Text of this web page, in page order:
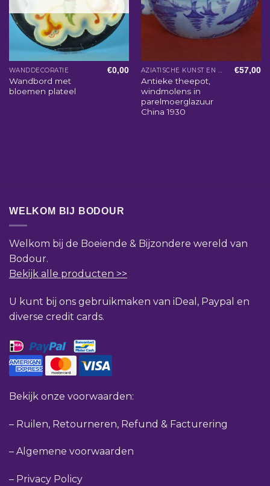
WANDDECORATIE
Wandbord met
bloemen plateel
€0,00 AZIATISCHE KUNST EN WOONACCESSOIRES
Antieke theepot,
windmolens in
parelmoerglazuur
China 1930
€57,00
WELKOM BIJ BODOUR
Welkom bij de Boeiende & Bijzondere wereld van
Bodour.
Bekijk alle producten >>
U kunt bij ons gebruikmaken van iDeal, Paypal en
diverse credit cards.
Bekijk onze voorwaarden:
– Ruilen, Retourneren, Refund & Facturering
– Algemene voorwaarden
– Privacy Policy